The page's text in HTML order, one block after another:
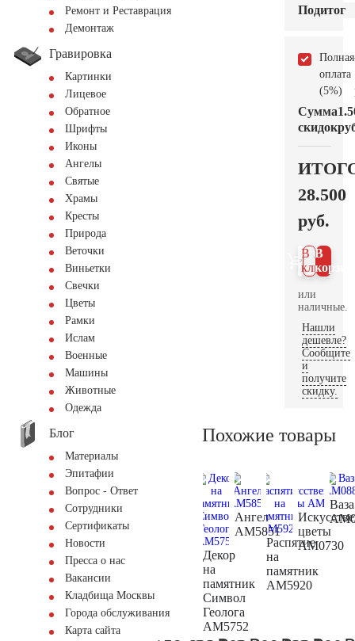
Ремонт и Реставрация
Демонтаж
Гравировка
Картинки
Лицевое
Обратное
Шрифты
Иконы
Ангелы
Святые
Храмы
Кресты
Природа
Веточки
Виньетки
Свечки
Цветы
Рамки
Ислам
Военные
Машины
Животные
Одежда
Блог
Материалы
Эпитафии
Вопрос - Ответ
Сотрудники
Сертификаты
Новости
Пресса о нас
Вакансии
Кладбища Москвы
Города обслуживания
Карта сайта
Подитог
Полная
оплата
(5%)
Сумма
скидок
28.500
руб.
В
В 1
клик
или
наличные.
Нашли
дешевле?
Сообщите
и
получите
скидку.
Похожие товары
Декор
на
памятник
Символ
Геолога
AM5752
Ангел
AM5851
Распятие
на
памятник
AM5920
цветы
AM0730
Ваза